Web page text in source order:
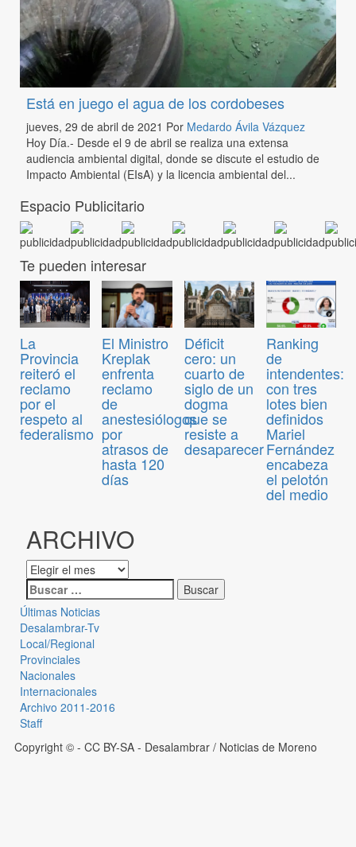
Está en juego el agua de los cordobeses
jueves, 29 de abril de 2021 Por Medardo Ávila Vázquez
Hoy Día.- Desde el 9 de abril se realiza una extensa
audiencia ambiental digital, donde se discute el estudio de
Impacto Ambiental (EIsA) y la licencia ambiental del...
Espacio Publicitario
Te pueden interesar
La
Provincia
reiteró el
reclamo
por el
respeto al
federalismo
El Ministro
Kreplak
enfrenta
reclamo
de
anestesiólogos
por
atrasos de
hasta 120
días
Déficit
cero: un
cuarto de
siglo de un
dogma
que se
resiste a
desaparecer
Ranking
de
intendentes:
con tres
lotes bien
definidos
Mariel
Fernández
encabeza
el pelotón
del medio
ARCHIVO
Últimas Noticias
Desalambrar-Tv
Local/Regional
Provinciales
Nacionales
Internacionales
Archivo 2011-2016
Staff
Copyright © - CC BY-SA - Desalambrar / Noticias de Moreno